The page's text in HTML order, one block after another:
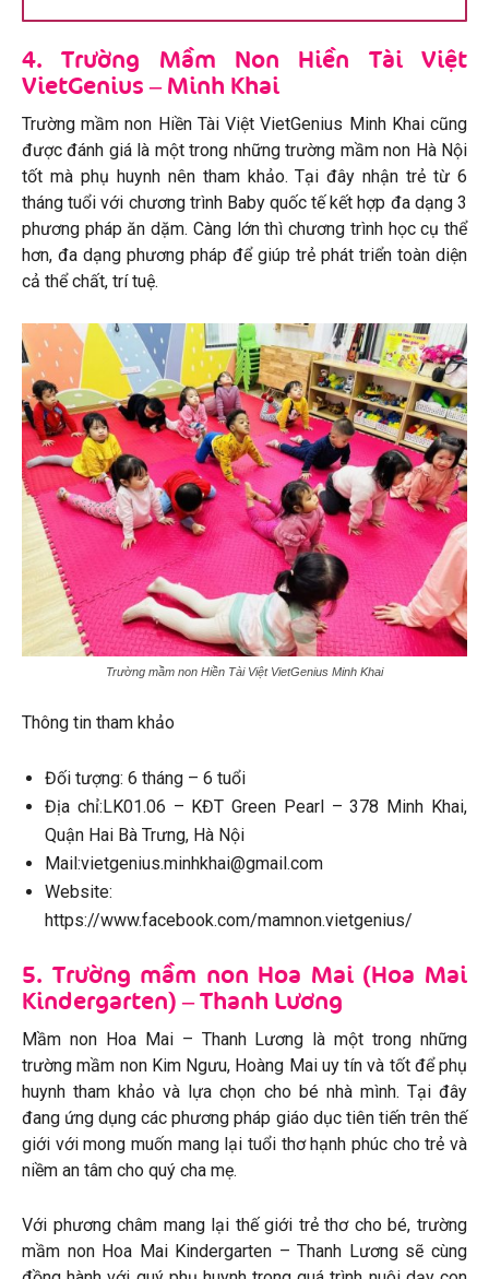
4. Trường Mầm Non Hiền Tài Việt
VietGenius – Minh Khai
Trường mầm non Hiền Tài Việt VietGenius Minh Khai cũng
được đánh giá là một trong những trường mầm non Hà Nội
tốt mà phụ huynh nên tham khảo. Tại đây nhận trẻ từ 6
tháng tuổi với chương trình Baby quốc tế kết hợp đa dạng 3
phương pháp ăn dặm. Càng lớn thì chương trình học cụ thể
hơn, đa dạng phương pháp để giúp trẻ phát triển toàn diện
cả thể chất, trí tuệ.
Trường mầm non Hiền Tài Việt VietGenius Minh Khai
Thông tin tham khảo
Đối tượng: 6 tháng – 6 tuổi
Địa chỉ:LK01.06 – KĐT Green Pearl – 378 Minh Khai,
Quận Hai Bà Trưng, Hà Nội
Mail:vietgenius.minhkhai@gmail.com
Website:
https://www.facebook.com/mamnon.vietgenius/
5. Trường mầm non Hoa Mai (Hoa Mai
Kindergarten) – Thanh Lương
Mầm non Hoa Mai – Thanh Lương là một trong những
trường mầm non Kim Ngưu, Hoàng Mai uy tín và tốt để phụ
huynh tham khảo và lựa chọn cho bé nhà mình. Tại đây
đang ứng dụng các phương pháp giáo dục tiên tiến trên thế
giới với mong muốn mang lại tuổi thơ hạnh phúc cho trẻ và
niềm an tâm cho quý cha mẹ.
Với phương châm mang lại thế giới trẻ thơ cho bé, trường
mầm non Hoa Mai Kindergarten – Thanh Lương sẽ cùng